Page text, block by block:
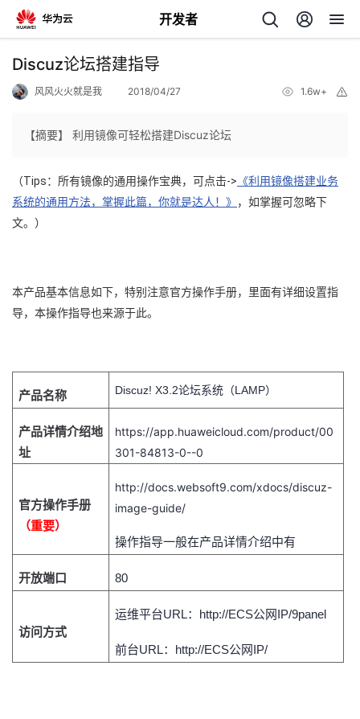
开发者
返
个
人
页
我
开
者
我
的
博
我
的
坛
我
圈
的
播
我
活
的
我
Discuz论坛搭建指导
风风火火就是我 2018/04/27 1.6w+
【摘要】 利用镜像可轻松搭建Discuz论坛
（Tips：所有镜像的通用操作宝典，可点击-> 《利用镜像搭建业务
系统的通用方法，掌握此篇，你就是达人！ 》 ， 如掌握可忽略下
文。）
本产品基本信息如下，特别注意官方操作手册，里面有详细设置指
导，本操作指导也来源于此。
产品名称 Discuz! X3.2论坛系统（LAMP）
产品详情介绍地
址
https://app.huaweicloud.com/product/00
301-84813-0--0
官方操作手册
（重要）
http://docs.websoft9.com/xdocs/discuz-
image-guide/
操作指导一般在产品详情介绍中有
开放端口 80
访问方式
运维平台URL：http://ECS公网IP/9panel
前台URL：http://ECS公网IP/